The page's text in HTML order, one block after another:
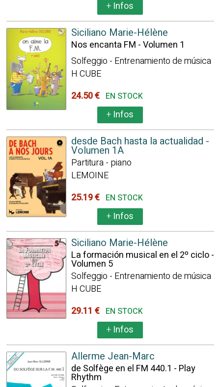
+Infos
Siciliano Marie-Hélène
Nos encanta FM - Volumen 1
Solfeggio - Entrenamiento de música
H CUBE
24.50 € EN STOCK
+Infos
desde Bach hasta la actualidad -
Volumen 1A
Partitura - piano
LEMOINE
25.19 € EN STOCK
+Infos
Siciliano Marie-Hélène
La formación musical en el 2º ciclo -
Volumen 5
Solfeggio - Entrenamiento de música
H CUBE
29.11 € EN STOCK
+Infos
Allerme Jean-Marc
de Solfège en el FM 440.1 - Play
Rhythm